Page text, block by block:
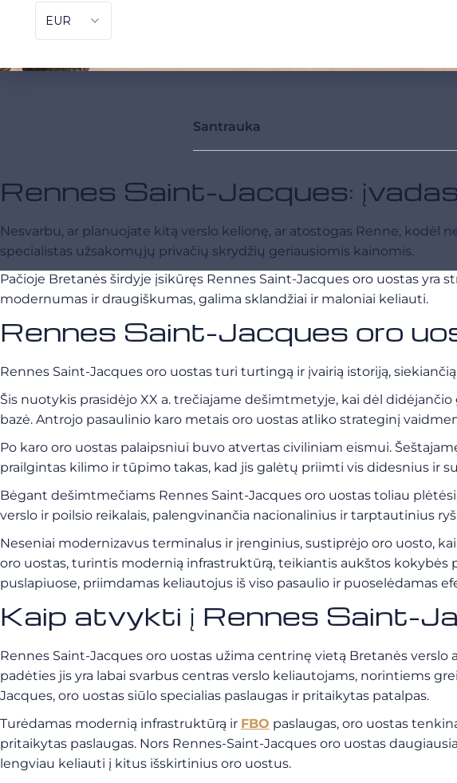
Santrauka
Rennes Saint-Jacques: įvadas
Nesvarbu, ar planuojate kitą verslo kelionę, ar atostogas Renne, kodėl
specialistas užsakomųjų privačių skrydžių geriausiomis kainomis.
Pačioje Bretanės širdyje įsikūręs Rennes Saint-Jacques oro uostas yra
modernumas ir draugiškumas, galima sklandžiai ir maloniai keliauti.
Rennes Saint-Jacques oro
Rennes Saint-Jacques oro uostas turi turtingą ir įvairią istoriją,
Šis nuotykis prasidėjo XX a. trečiajame dešimtmetyje, kai dėl
bazė. Antrojo pasaulinio karo metais oro uostas atliko strateginį
Po karo oro uostas palaipsniui buvo atvertas civiliniam eismui.
prailgintas kilimo ir tūpimo takas, kad jis galėtų priimti vis didesnius ir
Bėgant dešimtmečiams Rennes Saint-Jacques oro uostas toliau
verslo ir poilsio reikalais, palengvinančia nacionalinius ir tarptautinius
Neseniai modernizavus terminalus ir įrenginius, sustiprėjo oro uosto,
oro uostas, turintis modernią infrastruktūrą, teikiantis aukštos kokybės
puslapiuose, priimdamas keliautojus iš viso pasaulio ir puoselėdamas
Kaip atvykti į Rennes Saint-
Rennes Saint-Jacques oro uostas užima centrinę vietą Bretanės
padėties jis yra labai svarbus centras verslo keliautojams, norintiems
Jacques, oro uostas siūlo specialias paslaugas ir pritaikytas patalpas.
Turėdamas modernią infrastruktūrą ir FBO paslaugas, oro uostas
pritaikytas paslaugas. Nors Rennes-Saint-Jacques oro uostas
lengviau keliauti į kitus išskirtinius oro uostus.